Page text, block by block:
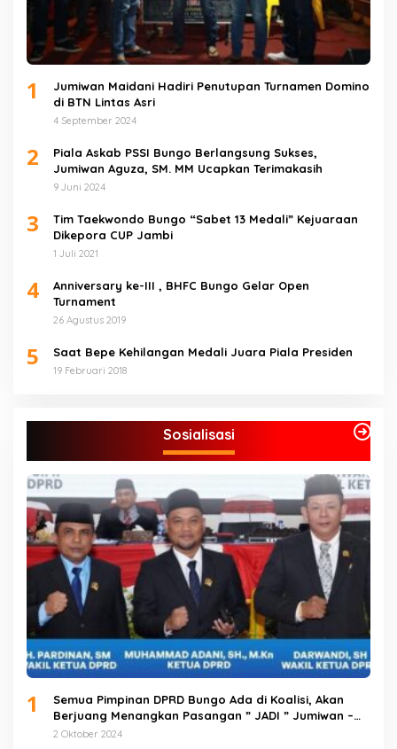
1
Jumiwan Maidani Hadiri Penutupan Turnamen Domino
di BTN Lintas Asri
4 September 2024
2
Piala Askab PSSI Bungo Berlangsung Sukses,
Jumiwan Aguza, SM. MM Ucapkan Terimakasih
9 Juni 2024
3
Tim Taekwondo Bungo “Sabet 13 Medali” Kejuaraan
Dikepora CUP Jambi
1 Juli 2021
4
Anniversary ke-III , BHFC Bungo Gelar Open
Turnament
26 Agustus 2019
5 Saat Bepe Kehilangan Medali Juara Piala Presiden
19 Februari 2018
Sosialisasi
1
Semua Pimpinan DPRD Bungo Ada di Koalisi, Akan
Berjuang Menangkan Pasangan ” JADI ” Jumiwan –
Maidani.
2 Oktober 2024